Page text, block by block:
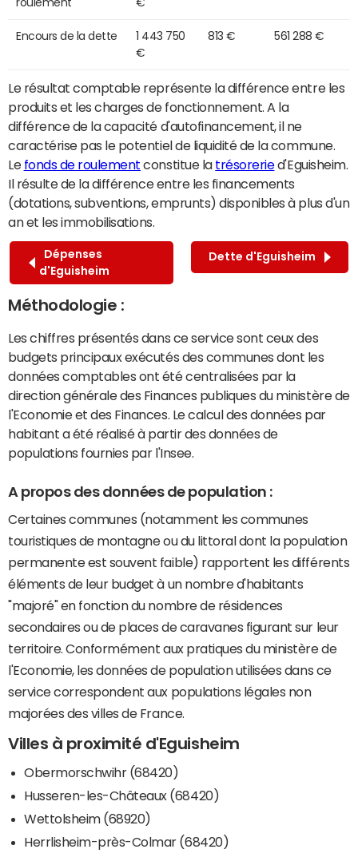
Encours de la dette
1 443 750
€
813 € 561 288 €
Le résultat comptable représente la différence entre les
produits et les charges de fonctionnement. A la
différence de la capacité d'autofinancement, il ne
caractérise pas le potentiel de liquidité de la commune.
Le fonds de roulement constitue la trésoreried'Eguisheim.
Il résulte de la différence entre les financements
(dotations, subventions, emprunts) disponibles à plus d'un
an et les immobilisations.
Dépenses
d'Eguisheim
Dette d'Eguisheim
Méthodologie :
Les chiffres présentés dans ce service sont ceux des
budgets principaux exécutés des communes dont les
données comptables ont été centralisées par la
direction générale des Finances publiques du ministère de
l'Economie et des Finances. Le calcul des données par
habitant a été réalisé à partir des données de
populations fournies par l'Insee.
A propos des données de population :
Certaines communes (notamment les communes
touristiques de montagne ou du littoral dont la population
permanente est souvent faible) rapportent les différents
éléments de leur budget à un nombre d'habitants
"majoré" en fonction du nombre de résidences
secondaires ou de places de caravanes figurant sur leur
territoire. Conformément aux pratiques du ministère de
l'Economie, les données de population utilisées dans ce
service correspondent aux populations légales non
majorées des villes de France.
Villes à proximité d'Eguisheim
Obermorschwihr (68420)
Husseren-les-Châteaux (68420)
Wettolsheim (68920)
Herrlisheim-près-Colmar (68420)